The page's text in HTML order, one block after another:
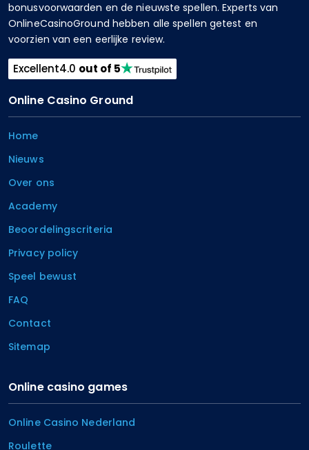
bonusvoorwaarden en de nieuwste spellen. Experts van
OnlineCasinoGround hebben alle spellen getest en
voorzien van een eerlijke review.
Excellent4.0 out of 5
Online Casino Ground
Home
Nieuws
Over ons
Academy
Beoordelingscriteria
Privacy policy
Speel bewust
FAQ
Contact
Sitemap
Online casino games
Online Casino Nederland
Roulette